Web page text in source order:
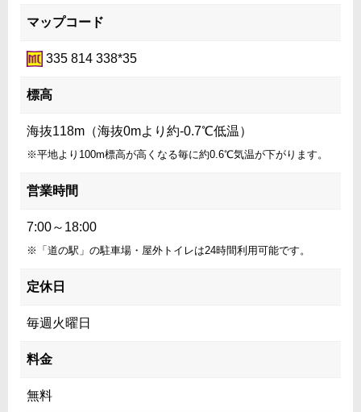
マップコード
335 814 338*35
標高
海抜118m（海抜0mより約-0.7℃低温）
※平地より100m標高が高くなる毎に約0.6℃気温が下がります。
営業時間
7:00～18:00
※「道の駅」の駐車場・屋外トイレは24時間利用可能です。
定休日
毎週火曜日
料金
無料